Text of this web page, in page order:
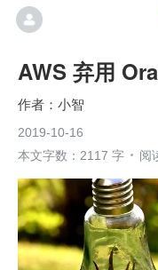
AWS 弃用
小智
2019-10-16
本文字数：2117 字
阅